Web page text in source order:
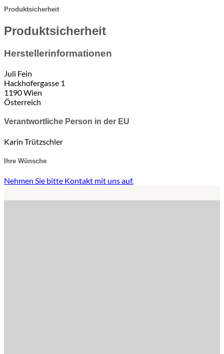
Produktsicherheit
Produktsicherheit
Herstellerinformationen
Juli Fein
Hackhofergasse 1
1190 Wien
Österreich
Verantwortliche Person in der EU
Karin Trützschler
Ihre Wünsche
Nehmen Sie bitte Kontakt mit uns auf.